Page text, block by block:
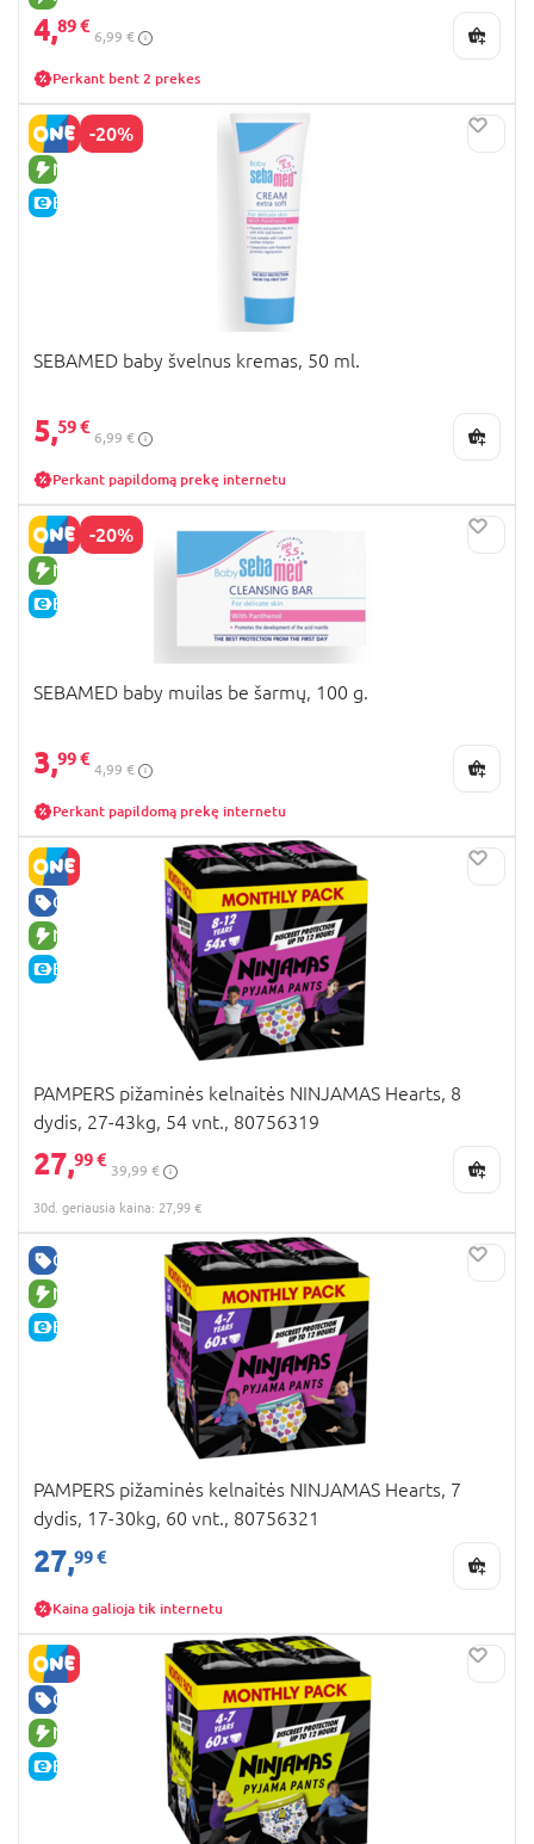
4,89 €
6,99 €
Perkant bent 2 prekes
-20%
NAUJA PREKĖ
E-KAINA
SEBAMED baby švelnus kremas, 50 ml.
5,59 €
6,99 €
Perkant papildomą prekę internetu
-20%
NAUJA PREKĖ
E-KAINA
SEBAMED baby muilas be šarmų, 100 g.
3,99 €
4,99 €
Perkant papildomą prekę internetu
GERA KAINA
NAUJA PREKĖ
E-KAINA
PAMPERS pižaminės kelnaitės NINJAMAS Hearts, 8
dydis, 27-43kg, 54 vnt., 80756319
27,99 €
39,99 €
30d. geriausia kaina: 27,99 €
GERA KAINA
NAUJA PREKĖ
E-KAINA
PAMPERS pižaminės kelnaitės NINJAMAS Hearts, 7
dydis, 17-30kg, 60 vnt., 80756321
27,99 €
Kaina galioja tik internetu
GERA KAINA
NAUJA PREKĖ
E-KAINA